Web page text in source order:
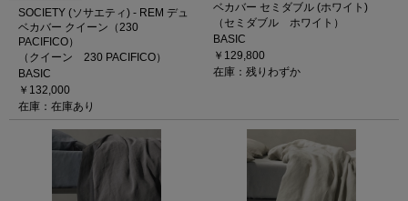
SOCIETY (ソサエティ) - REM デュ
ベカバー クイーン（230
PACIFICO）
（クイーン 230 PACIFICO）
BASIC
￥132,000
在庫：在庫あり
ベカバー セミダブル (ホワイト)
（セミダブル ホワイト）
BASIC
￥129,800
在庫：残りわずか